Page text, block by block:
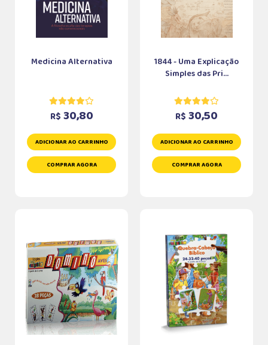
Medicina Alternativa
R$ 30,80
ADICIONAR AO CARRINHO
COMPRAR AGORA
1844 - Uma Explicação
Simples das Pri...
R$ 30,50
ADICIONAR AO CARRINHO
COMPRAR AGORA